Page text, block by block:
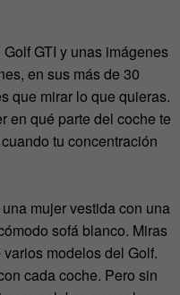
GTI y unas imágenes
en sus más de 30
que mirar lo que quieras.
en qué parte del coche te
tu concentración
mujer vestida con una
sofá blanco. Miras
modelos del Golf.
cada coche. Pero sin